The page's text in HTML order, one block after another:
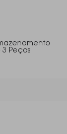
3 Peças